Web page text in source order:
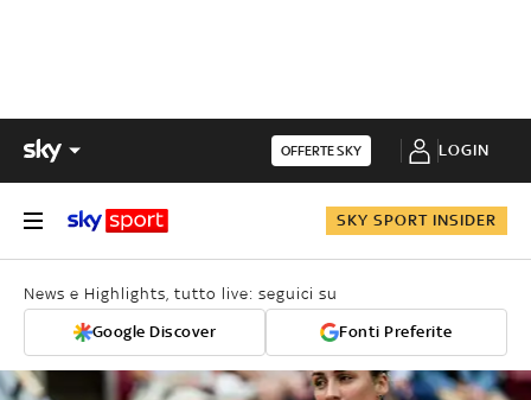
OFFERTE SKY LOGIN
SKY SPORT INSIDER
News e Highlights, tutto live: seguici su
Google Discover Fonti Preferite